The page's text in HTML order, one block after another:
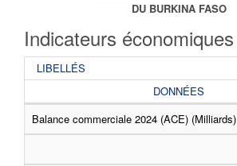
DU BURKINA FASO
Indicateurs économiques
LIBELLÉS
DONNÉES
Balance commerciale 2024 (ACE) (Milliards)